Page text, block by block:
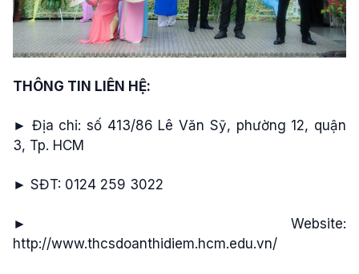
THÔNG TIN LIÊN HỆ:
► Địa chỉ: số 413/86 Lê Văn Sỹ, phường 12, quận
3, Tp. HCM
► SĐT: 0124 259 3022
► Website:
http://www.thcsdoanthidiem.hcm.edu.vn/